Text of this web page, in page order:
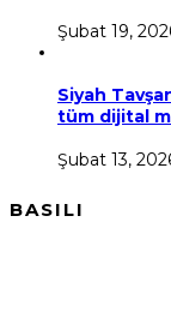
Şubat 19,
Siyah
tüm dijital
Şubat 13,
BASILI